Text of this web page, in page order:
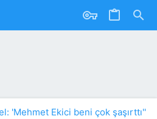
'Mehmet Ekici beni çok şaşırttı''